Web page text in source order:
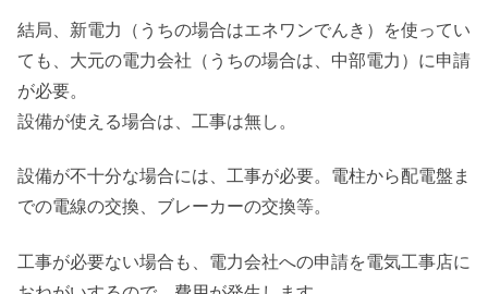
結局、新電力（うちの場合はエネワンでんき）を使ってい
ても、大元の電力会社（うちの場合は、中部電力）に申請
が必要。
設備が使える場合は、工事は無し。
設備が不十分な場合には、工事が必要。電柱から配電盤ま
での電線の交換、ブレーカーの交換等。
工事が必要ない場合も、電力会社への申請を電気工事店に